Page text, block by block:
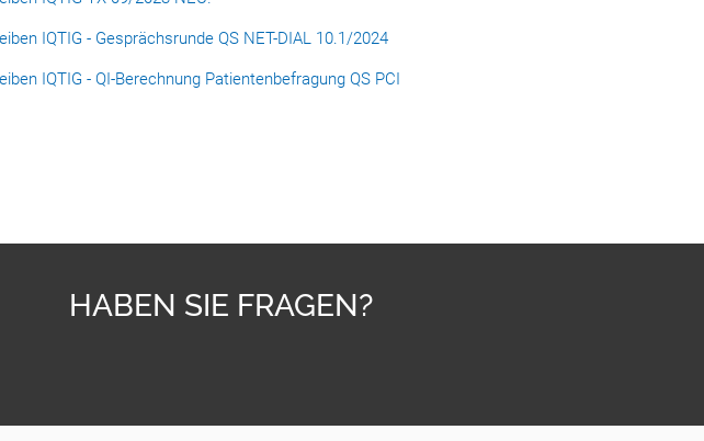
IQTIG - Gesprächsrunde QS NET-DIAL 10.1/2024
IQTIG - QI-Berechnung Patientenbefragung QS PCI
HABEN SIE FRAGEN?